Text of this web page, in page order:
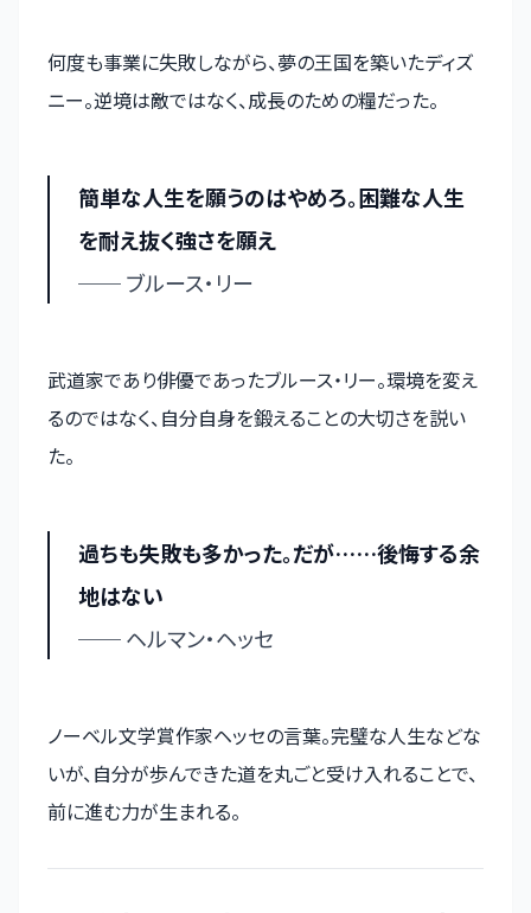
何度も事業に失敗しながら、夢の王国を築いたディズ
ニー。逆境は敵ではなく、成長のための糧だった。
簡単な人生を願うのはやめろ。困難な人生
を耐え抜く強さを願え
── ブルース・リー
武道家であり俳優であったブルース・リー。環境を変え
るのではなく、自分自身を鍛えることの大切さを説い
た。
過ちも失敗も多かった。だが……後悔する余
地はない
── ヘルマン・ヘッセ
ノーベル文学賞作家ヘッセの言葉。完璧な人生などな
いが、自分が歩んできた道を丸ごと受け入れることで、
前に進む力が生まれる。